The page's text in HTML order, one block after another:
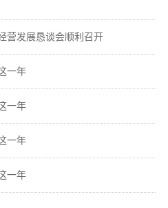
营发展恳谈会顺利召开
一年
一年
一年
一年